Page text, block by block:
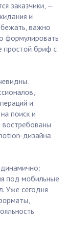
заказчики, —
и
важно
формулировать
простой бриф с
и
поиск и
востребованы
дизайна
под мобильные
Уже сегодня